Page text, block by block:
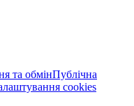
та обмінПублічна
cookies